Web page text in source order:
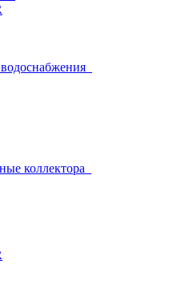
коллектора